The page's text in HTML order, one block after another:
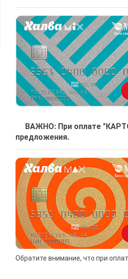
ВАЖНО: При оплате
предложения.
Обратите внимание, что при